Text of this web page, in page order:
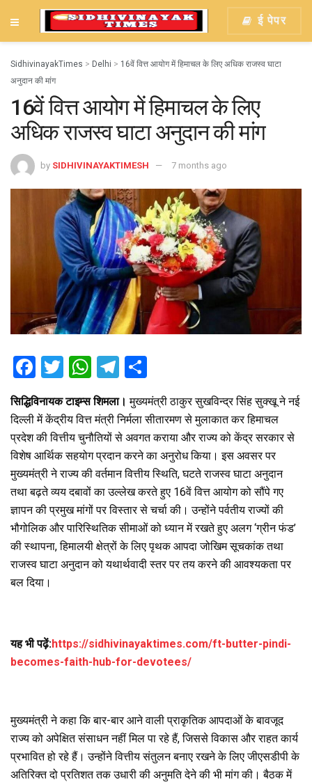
ई पेपर
SidhivinayakTimes > Delhi > 16वें वित्त आयोग में हिमाचल के लिए अधिक राजस्व घाटा
अनुदान की मांग
16वें वित्त आयोग में हिमाचल के लिए
अधिक राजस्व घाटा अनुदान की मांग
by SIDHIVINAYAKTIMESH 7 months ago
F
a
ce
b
o
o
k
T
tt
er
W
h
at
s
A
p
p
T
e
gr
a
m
h
ar
e
सिद्धिविनायक टाइम्स शिमला।मुख्यमंत्री ठाकुर सुखविन्द्र सिंह सुक्खू ने नई
दिल्ली में केंद्रीय वित्त मंत्री निर्मला सीतारमण से मुलाकात कर हिमाचल
प्रदेश की वित्तीय चुनौतियों से अवगत कराया और राज्य को केंद्र सरकार से
विशेष आर्थिक सहयोग प्रदान करने का अनुरोध किया। इस अवसर पर
मुख्यमंत्री ने राज्य की वर्तमान वित्तीय स्थिति, घटते राजस्व घाटा अनुदान
तथा बढ़ते व्यय दबावों का उल्लेख करते हुए 16वें वित्त आयोग को सौंपे गए
ज्ञापन की प्रमुख मांगों पर विस्तार से चर्चा की। उन्होंने पर्वतीय राज्यों की
भौगोलिक और पारिस्थितिक सीमाओं को ध्यान में रखते हुए अलग ‘ग्रीन फंड’
की स्थापना, हिमालयी क्षेत्रों के लिए पृथक आपदा जोखिम सूचकांक तथा
राजस्व घाटा अनुदान को यथार्थवादी स्तर पर तय करने की आवश्यकता पर
बल दिया।
यह भी पढ़ें:https://sidhivinayaktimes.com/ft-butter-pindi-
becomes-faith-hub-for-devotees/
मुख्यमंत्री ने कहा कि बार-बार आने वाली प्राकृतिक आपदाओं के बावजूद
राज्य को अपेक्षित संसाधन नहीं मिल पा रहे हैं, जिससे विकास और राहत कार्य
प्रभावित हो रहे हैं। उन्होंने वित्तीय संतुलन बनाए रखने के लिए जीएसडीपी के
अतिरिक्त दो प्रतिशत तक उधारी की अनुमति देने की भी मांग की। बैठक में